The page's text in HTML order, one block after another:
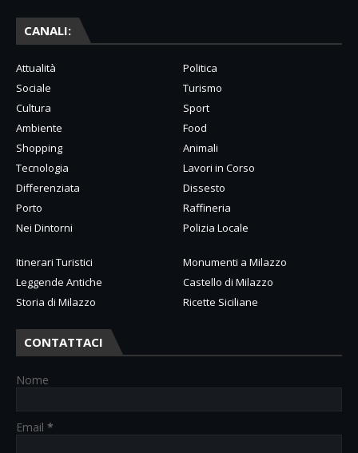
CANALI:
Attualità
Politica
Sociale
Turismo
Cultura
Sport
Ambiente
Food
Shopping
Animali
Tecnologia
Lavori in Corso
Differenziata
Dissesto
Porto
Raffineria
Nei Dintorni
Polizia Locale
Itinerari Turistici
Monumenti a Milazzo
Leggende Antiche
Castello di Milazzo
Storia di Milazzo
Ricette Siciliane
CONTATTACI
Nome
Email *